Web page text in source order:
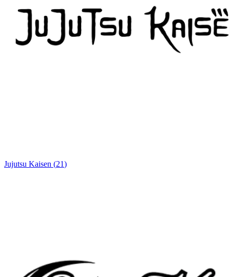
Jujutsu Kaisen (21)